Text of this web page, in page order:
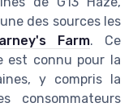
des sources les
Farm. Ce
est connu pour la
y compris la
consommateurs